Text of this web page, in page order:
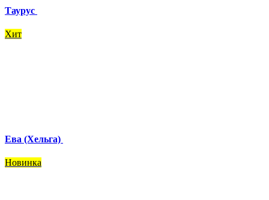
Таурус
Хит
Ева (Хельга)
Новинка